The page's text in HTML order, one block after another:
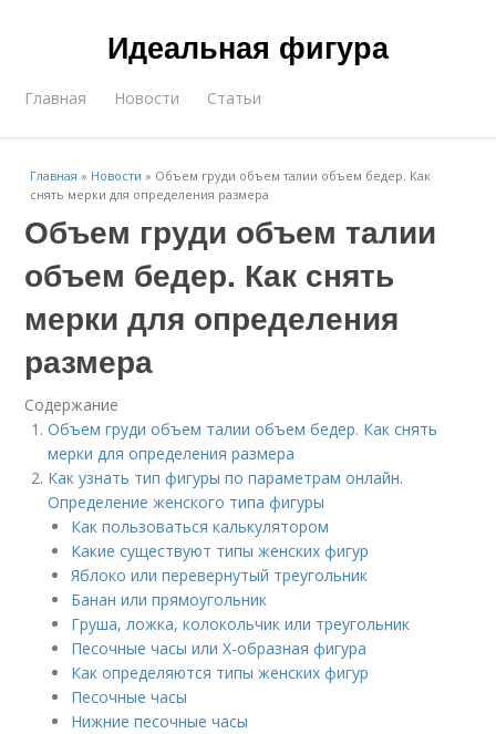
Идеальная фигура
Главная Новости Статьи
Главная » Новости » Объем груди объем талии объем бедер. Как
снять мерки для определения размера
Объем груди объем талии
объем бедер. Как снять
мерки для определения
размера
Содержание
Объем груди объем талии объем бедер. Как снять
мерки для определения размера
Как узнать тип фигуры по параметрам онлайн.
Определение женского типа фигуры
Как пользоваться калькулятором
Какие существуют типы женских фигур
Яблоко или перевернутый треугольник
Банан или прямоугольник
Груша, ложка, колокольчик или треугольник
Песочные часы или Х-образная фигура
Как определяются типы женских фигур
Песочные часы
Нижние песочные часы